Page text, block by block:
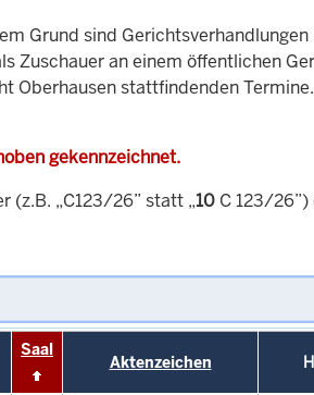
Grund sind Gerichtsverhandlungen
Zuschauer an einem öffentlichen
Oberhausen stattfindenden Termine.
gekennzeichnet.
(z.B. „C123/26” statt „10 C 123/
Saal
Aktenzeichen